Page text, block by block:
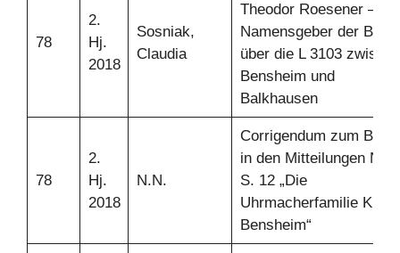
78
2.
Hj.
2018
Sosniak,
Claudia
Theodor Roesener –
Namensgeber der
über die L 3103
Bensheim und
Balkhausen
78
2.
Hj.
2018
N.N.
Corrigendum zum
in den Mitteilungen Nr.
S. 12 „Die
Uhrmacherfamilie Klein
Bensheim“